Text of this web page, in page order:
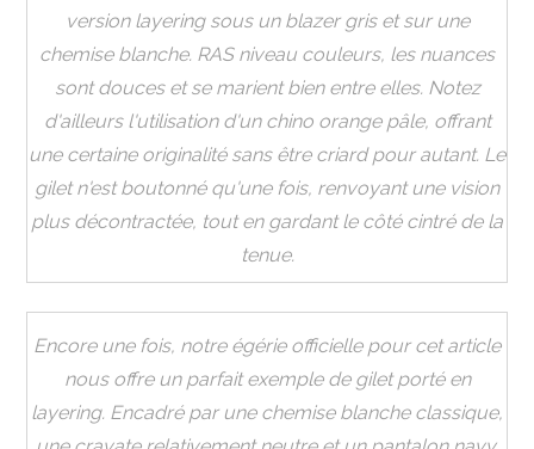
version layering sous un blazer gris et sur une
chemise blanche. RAS niveau couleurs, les nuances
sont douces et se marient bien entre elles. Notez
d'ailleurs l'utilisation d'un chino orange pâle, offrant
une certaine originalité sans être criard pour autant. Le
gilet n'est boutonné qu'une fois, renvoyant une vision
plus décontractée, tout en gardant le côté cintré de la
tenue.
Encore une fois, notre égérie officielle pour cet article
nous offre un parfait exemple de gilet porté en
layering. Encadré par une chemise blanche classique,